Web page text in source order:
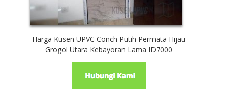
Harga Kusen UPVC Conch Putih Permata Hijau
Grogol Utara Kebayoran Lama ID7000